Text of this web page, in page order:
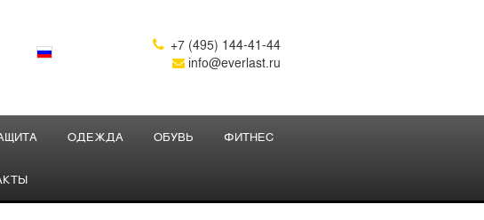
 +7 (495) 144-41-44
info@everlast.ru
ОДЕЖДА ОБУВЬ ФИТНЕС